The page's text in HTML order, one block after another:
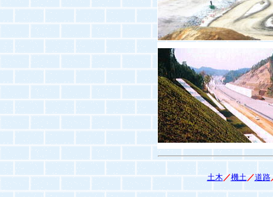
土木／機土／道路